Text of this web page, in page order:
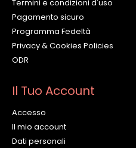
Termini e condizioni d'uso
Pagamento sicuro
Programma Fedeltà
Privacy & Cookies Policies
ODR
Il Tuo Account
Accesso
Il mio account
Dati personali